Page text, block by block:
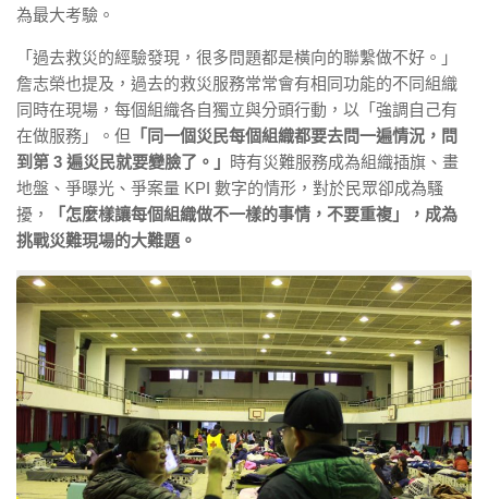
為最大考驗。
「過去救災的經驗發現，很多問題都是橫向的聯繫做不好。」
詹志榮也提及，過去的救災服務常常會有相同功能的不同組織
同時在現場，每個組織各自獨立與分頭行動，以「強調自己有
在做服務」。但 「同一個災民每個組織都要去問一遍情況，問
到第 3 遍災民就要變臉了。」
時有災難服務成為組織插旗、畫
地盤、爭曝光、爭案量 KPI 數字的情形，對於民眾卻成為騷
擾，
「怎麼樣讓每個組織做不一樣的事情，不要重複」，成為
挑戰災難現場的大難題。